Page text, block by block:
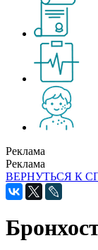
Реклама
Реклама
ВЕРНУТЬСЯ К